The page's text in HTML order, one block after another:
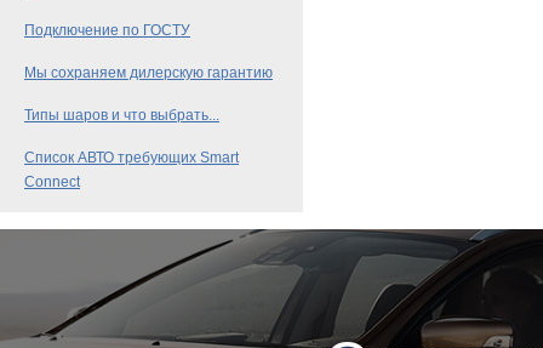
Подключение по ГОСТУ
Мы сохраняем дилерскую гарантию
Типы шаров и что выбрать...
Список АВТО требующих Smart
Connect